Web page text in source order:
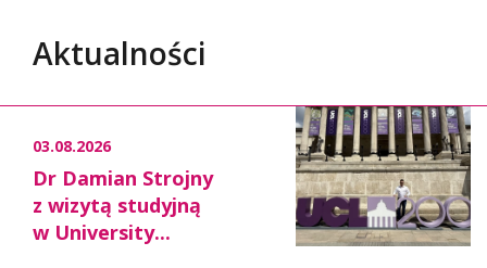
Aktualności
03.08.2026
Dr Damian Strojny
z wizytą studyjną
w University...